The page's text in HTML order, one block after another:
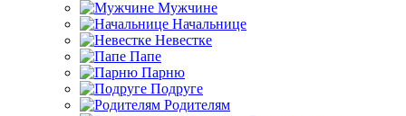
Мужчине
Начальнице
Невестке
Папе
Парню
Подруге
Родителям